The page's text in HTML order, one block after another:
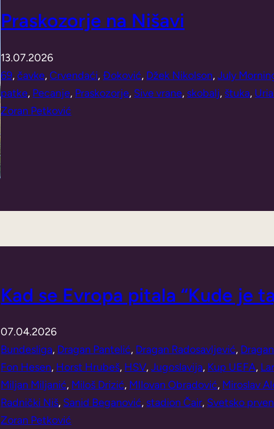
Praskozorje na Nišavi
13.07.2026
69, čavke, Crvendaći, Đoković, Džek Nikolson, July
patke, Pecanje, Praskozorje, Sive vrane, skobalj, štuka,
Zoran Petković
Kad se Evropa pitala “Kude je
07.04.2026
Bundesliga, Dragan Pantelić, Dragan Radosavljević,
Fon Hesen, Horst Hrubeš, HSV, Jugoslavija, Kup UEFA,
Miljan Miljanić, Miloš Drizić, MIlovan Obradović, Miroslav
Radnički Niš, Sanid Beganović, stadion Čair, Svetsko
Zoran Petković